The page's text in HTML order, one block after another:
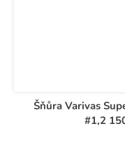
Šňůra Varivas
#1,2